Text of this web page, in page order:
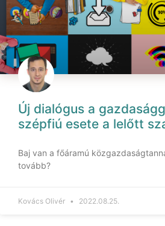
Új dialógus a
szépfiú esete a lelőtt
Baj van a főáramú
tovább?
Kovács Olivér 2022.08.25.